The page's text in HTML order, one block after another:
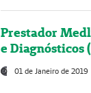
Prestador
e Diagnósticos
01 de Janeiro de 2019